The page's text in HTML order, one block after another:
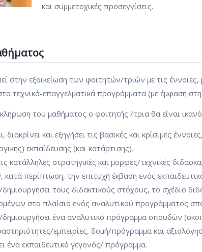
και συμμετοχικές προσεγγίσεις.
στην εξοικείωση των φοιτητών/τριών με τις έννοιες,
τεχνικά-επαγγελματικά προγράμματα (με έμφαση στη
του μαθήματος ο φοιτητής /τρια θα είναι
διακρίνει και εξηγήσει τις βασικές και κρίσιμες
εκπαίδευσης (και κατάρτισης).
κατάλληλες στρατηγικές και μορφές/τεχνικές
κατά περίπτωση, την επιτυχή έκβαση ενός
τους διδακτικούς στόχους, το σχέδιο
στο πλαίσιο ενός αναλυτικού προγράμματος
ένα αναλυτικό πρόγραμμα σπουδών
εμπειρίες, δομή/πρόγραμμα και
ένα εκπαιδευτικό γεγονός/ πρόγραμμα.